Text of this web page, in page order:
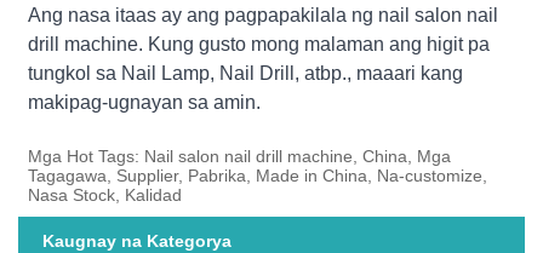
Ang nasa itaas ay ang pagpapakilala ng nail salon nail
drill machine. Kung gusto mong malaman ang higit pa
tungkol sa Nail Lamp, Nail Drill, atbp., maaari kang
makipag-ugnayan sa amin.
Mga Hot Tags: Nail salon nail drill machine, China, Mga
Tagagawa, Supplier, Pabrika, Made in China, Na-customize,
Nasa Stock, Kalidad
Kaugnay na Kategorya